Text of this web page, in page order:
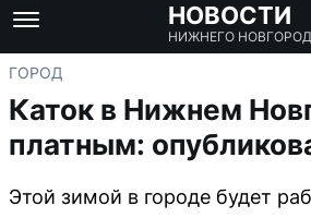
НОВОСТИ
НИЖНЕГО
ГОРОД
Каток в Нижнем
платным:
Этой зимой в городе будет